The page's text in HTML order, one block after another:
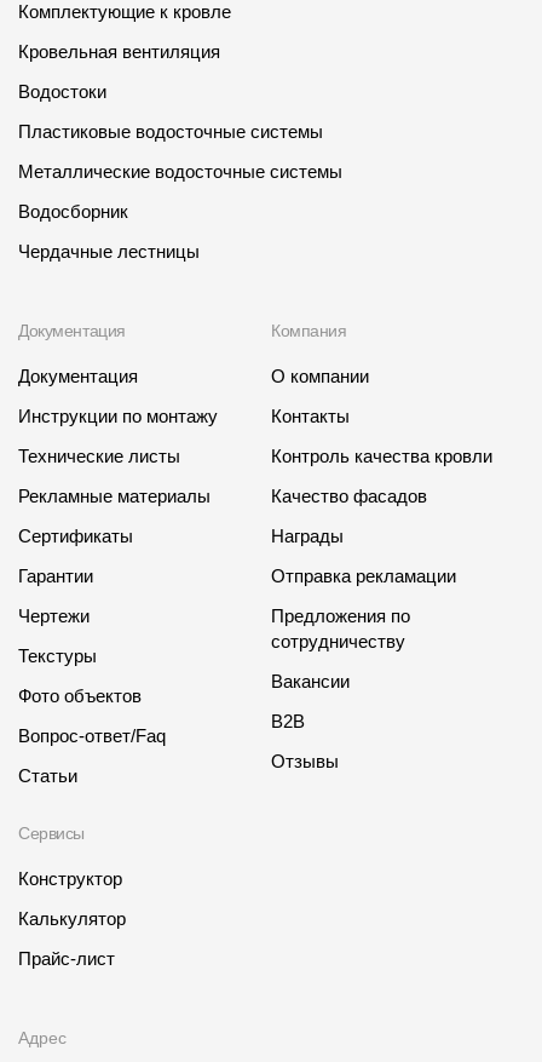
Комплектующие к кровле
Кровельная вентиляция
Водостоки
Пластиковые водосточные системы
Металлические водосточные системы
Водосборник
Чердачные лестницы
Документация
Документация
Инструкции по монтажу
Технические листы
Рекламные материалы
Сертификаты
Гарантии
Чертежи
Текстуры
Фото объектов
Вопрос-ответ/Faq
Статьи
Сервисы
Конструктор
Калькулятор
Прайс-лист
Компания
О компании
Контакты
Контроль качества кровли
Качество фасадов
Награды
Отправка рекламации
Предложения по
сотрудничеству
Вакансии
B2B
Отзывы
Адрес